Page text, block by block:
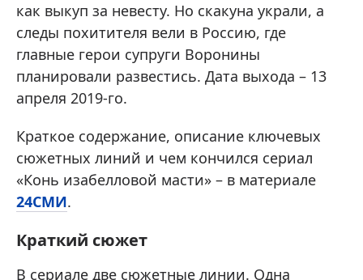
как выкуп за невесту. Но скакуна украли, а
следы похитителя вели в Россию, где
главные герои супруги Воронины
планировали развестись. Дата выхода – 13
апреля 2019-го.
Краткое содержание, описание ключевых
сюжетных линий и чем кончился сериал
«Конь изабелловой масти» – в материале
24СМИ.
Краткий сюжет
В сериале две сюжетные линии. Одна